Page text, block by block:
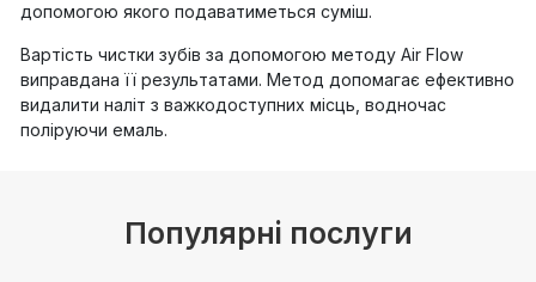
допомогою якого подаватиметься суміш.
Вартість чистки зубів за допомогою методу Air Flow
виправдана її результатами. Метод допомагає ефективно
видалити наліт з важкодоступних місць, водночас
поліруючи емаль.
Популярні послуги